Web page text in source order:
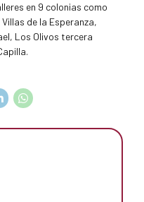
en 9 colonias como
de la Esperanza,
Los Olivos tercera